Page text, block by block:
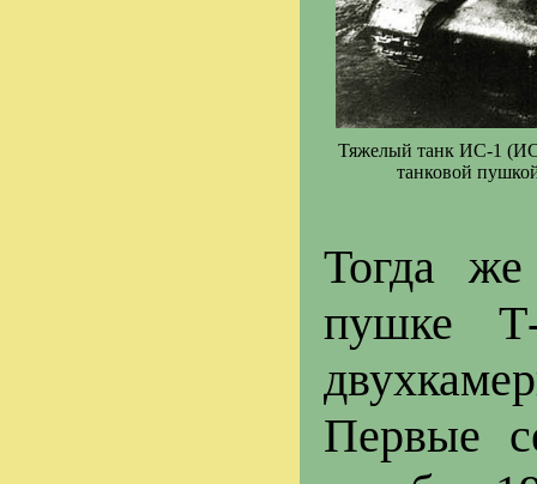
Тяжелый танк ИС-1
танковой
Тогда
пушке
Первые